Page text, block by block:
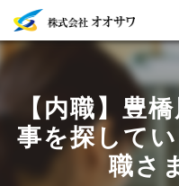
【内職】豊
事を探して
職さ